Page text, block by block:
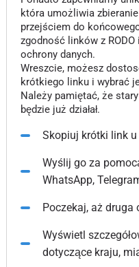
która umożliwia
przejściem do
zgodność linków z
ochrony danych.
Wreszcie, możesz
krótkiego linku i wybrać
Należy pamiętać, że
będzie już działał.
Skopiuj krótki link
Wyślij go za
WhatsApp,
Poczekaj, aż
Wyświetl
dotyczące kraju,